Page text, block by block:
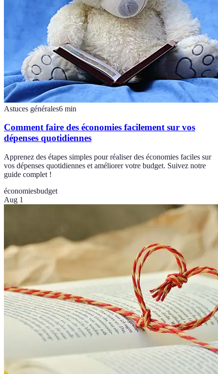
Astuces générales6 min
Comment faire des économies facilement sur vos
dépenses quotidiennes
Apprenez des étapes simples pour réaliser des économies faciles sur
vos dépenses quotidiennes et améliorer votre budget. Suivez notre
guide complet !
économiesbudget
Aug 1